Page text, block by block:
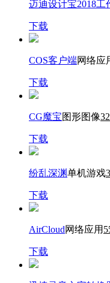
迈迪设计宝2018工
下载
COS客户端网络应
下载
CG魔宝图形图像
下载
纷乱深渊单机游戏
下载
AirCloud网络应用
下载